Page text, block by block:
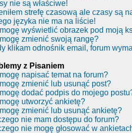
nie są właściwe!
strefę czasową ale czasy są
języka nie ma na liście!
wyświetlić obrazek pod moją
zmienić swoją rangę?
klikam odnośnik email, forum
z Pisaniem
napisać temat na forum?
zmienić lub usunąć post?
dodać podpis do mojego
utworzyć ankietę?
zmienić lub usunąć ankietę?
nie mam dostępu do forum?
nie mogę głosować w